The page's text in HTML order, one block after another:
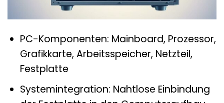
PC-Komponenten: Mainboard, Prozessor,
Grafikkarte, Arbeitsspeicher, Netzteil,
Festplatte
Systemintegration: Nahtlose Einbindung